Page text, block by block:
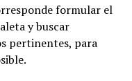
formular el
y buscar
pertinentes, para